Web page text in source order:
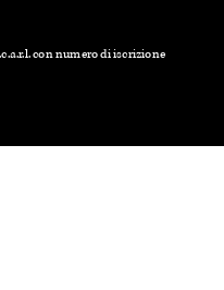
con numero di iscrizione